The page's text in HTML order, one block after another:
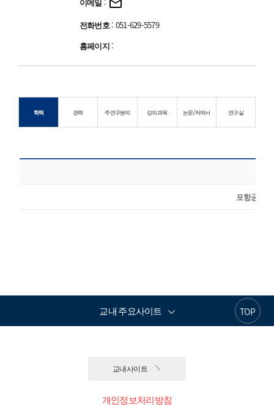
전화번호: 051-629-5579
홈페이지 :
학력 경력 주연구분야 강의과목 논문/저역서 연구실
포항공과
TOP
교내 주요사이트
교내사이트
개인정보처리방침